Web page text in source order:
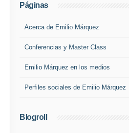
Páginas
Acerca de Emilio Márquez
Conferencias y Master Class
Emilio Márquez en los medios
Perfiles sociales de Emilio Márquez
Blogroll